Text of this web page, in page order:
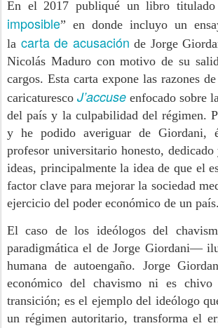
En el 2017 publiqué un libro
imposible” en donde incluyo un
la carta de acusación de Jorge
Nicolás Maduro con motivo de su
cargos. Esta carta expone las razones
caricaturesco J’accuse enfocado sobre
del país y la culpabilidad del régimen.
y he podido averiguar de Giordani,
profesor universitario honesto, dedicado
ideas, principalmente la idea de que el
factor clave para mejorar la sociedad
ejercicio del poder económico de un país.
El caso de los ideólogos del
paradigmática el de Jorge Giordani—
humana de autoengaño. Jorge
económico del chavismo ni es
transición; es el ejemplo del ideólogo
un régimen autoritario, transforma el